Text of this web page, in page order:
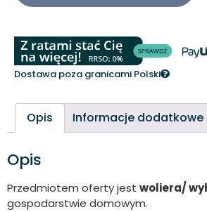
Dostawa poza granicami Polski
Opis Informacje dodatkowe
Opis
Przedmiotem oferty jest woliera/
gospodarstwie domowym.